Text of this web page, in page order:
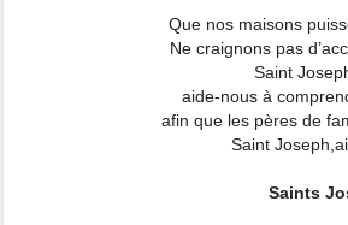
Que nos maisons
Ne craignons pas
Saint
aide-nous à
afin que les pères de
Saint
Saints